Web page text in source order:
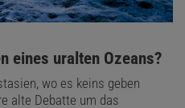
eines uralten Ozeans?
wo es keins geben
alte Debatte um das